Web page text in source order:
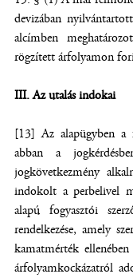
devizában
alcímben
rögzített árfolyamon
III. Az utalás indokai
[13] Az alapügyben a
abban a
jogkövetkezmény
indokolt a perbelivel
alapú fogyasztói
rendelkezése, amely
kamatmérték
árfolyamkockázatról